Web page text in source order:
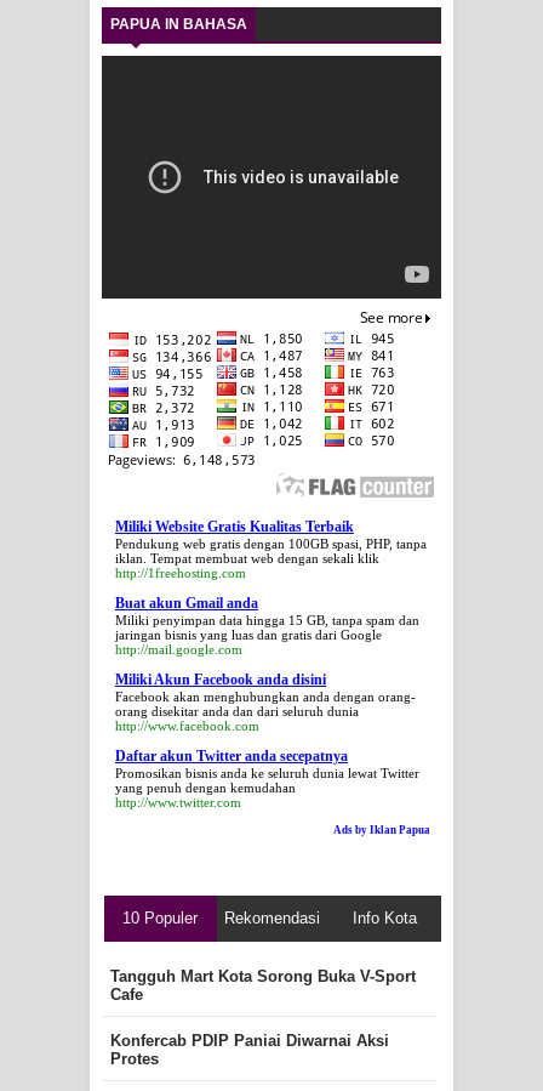
PAPUA IN BAHASA
Miliki Website Gratis Kualitas Terbaik
Pendukung web gratis dengan 100GB spasi, PHP, tanpa
iklan. Tempat membuat web dengan sekali klik
http://1freehosting.com
Buat akun Gmail anda
Miliki penyimpan data hingga 15 GB, tanpa spam dan
jaringan bisnis yang luas dan gratis dari Google
http://mail.google.com
Miliki Akun Facebook anda disini
Facebook akan menghubungkan anda dengan orang-
orang disekitar anda dan dari seluruh dunia
http://www.facebook.com
Daftar akun Twitter anda secepatnya
Promosikan bisnis anda ke seluruh dunia lewat Twitter
yang penuh dengan kemudahan
http://www.twitter.com
Ads by Iklan Papua
10 Populer Rekomendasi Info Kota
Tangguh Mart Kota Sorong Buka V-Sport
Cafe
Konfercab PDIP Paniai Diwarnai Aksi
Protes